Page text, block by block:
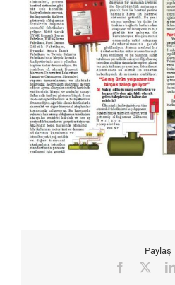
Paylaş
Facebook